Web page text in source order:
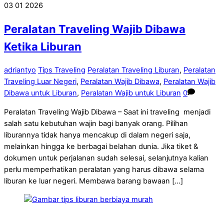
03 01 2026
Peralatan Traveling Wajib Dibawa
Ketika Liburan
adriantyo Tips Traveling Peralatan Traveling Liburan, Peralatan
Traveling Luar Negeri, Peralatan Wajib Dibawa, Peralatan Wajib
Dibawa untuk Liburan, Peralatan Wajib untuk Liburan 0
Peralatan Traveling Wajib Dibawa – Saat ini traveling menjadi
salah satu kebutuhan wajin bagi banyak orang. Pilihan
liburannya tidak hanya mencakup di dalam negeri saja,
melainkan hingga ke berbagai belahan dunia. Jika tiket &
dokumen untuk perjalanan sudah selesai, selanjutnya kalian
perlu memperhatikan peralatan yang harus dibawa selama
liburan ke luar negeri. Membawa barang bawaan […]